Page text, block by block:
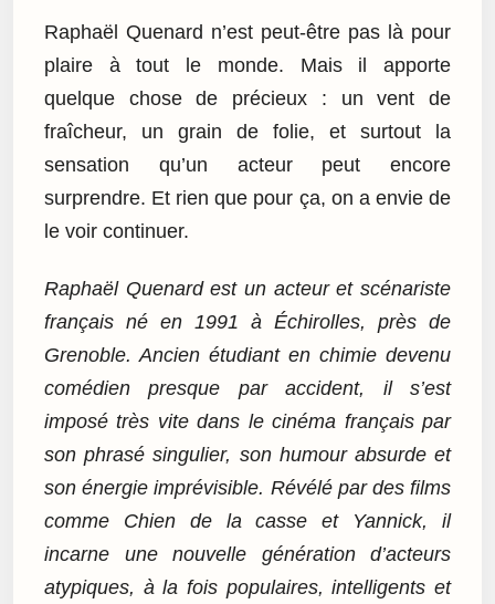
Raphaël Quenard n’est peut-être pas là pour
plaire à tout le monde. Mais il apporte
quelque chose de précieux : un vent de
fraîcheur, un grain de folie, et surtout la
sensation qu’un acteur peut encore
surprendre. Et rien que pour ça, on a envie de
le voir continuer.
Raphaël Quenard est un acteur et scénariste
français né en 1991 à Échirolles, près de
Grenoble. Ancien étudiant en chimie devenu
comédien presque par accident, il s’est
imposé très vite dans le cinéma français par
son phrasé singulier, son humour absurde et
son énergie imprévisible. Révélé par des films
comme Chien de la casse et Yannick, il
incarne une nouvelle génération d’acteurs
atypiques, à la fois populaires, intelligents et